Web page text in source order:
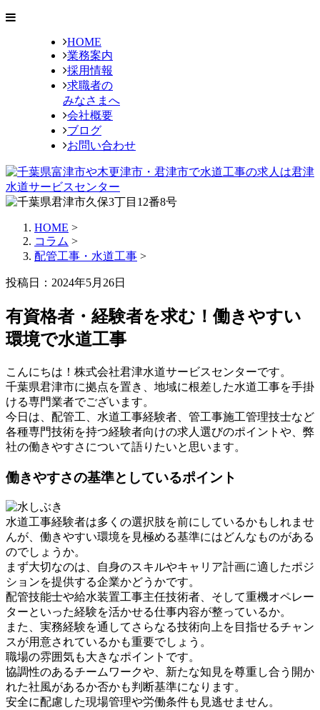
HOME
業務案内
採用情報
求職者の
みなさまへ
会社概要
ブログ
お問い合わせ
HOME >
コラム >
配管工事・水道工事 >
投稿日：2024年5月26日
有資格者・経験者を求む！働きやすい
環境で水道工事
こんにちは！株式会社君津水道サービスセンターです。
千葉県君津市に拠点を置き、地域に根差した水道工事を手掛
ける専門業者でございます。
今日は、配管工、水道工事経験者、管工事施工管理技士など
各種専門技術を持つ経験者向けの求人選びのポイントや、弊
社の働きやすさについて語りたいと思います。
働きやすさの基準としているポイント
水道工事経験者は多くの選択肢を前にしているかもしれませ
んが、働きやすい環境を見極める基準にはどんなものがある
のでしょうか。
まず大切なのは、自身のスキルやキャリア計画に適したポジ
ションを提供する企業かどうかです。
配管技能士や給水装置工事主任技術者、そして重機オペレー
ターといった経験を活かせる仕事内容が整っているか。
また、実務経験を通してさらなる技術向上を目指せるチャン
スが用意されているかも重要でしょう。
職場の雰囲気も大きなポイントです。
協調性のあるチームワークや、新たな知見を尊重し合う開か
れた社風があるか否かも判断基準になります。
安全に配慮した現場管理や労働条件も見逃せません。